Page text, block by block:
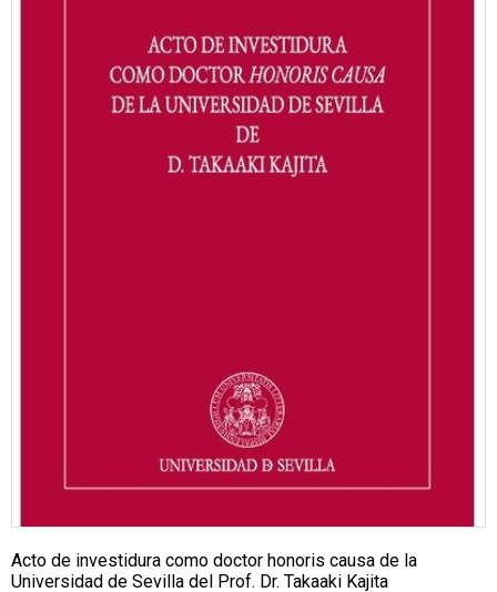
Acto de investidura como doctor honoris causa de la
Universidad de Sevilla del Prof. Dr. Takaaki Kajita